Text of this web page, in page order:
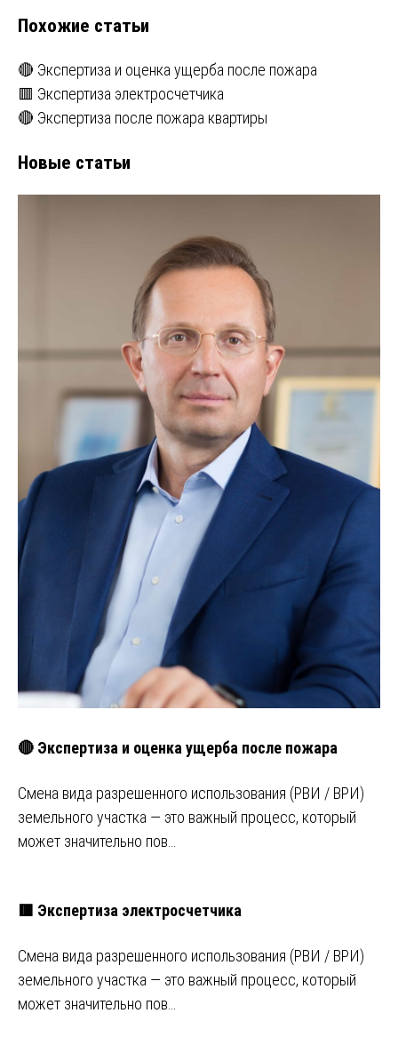
Похожие статьи
🔴 Экспертиза и оценка ущерба после пожара
🟥 Экспертиза электросчетчика
🔴 Экспертиза после пожара квартиры
Новые статьи
🔴 Экспертиза и оценка ущерба после пожара
Смена вида разрешенного использования (РВИ / ВРИ)
земельного участка — это важный процесс, который
может значительно пов…
🟥 Экспертиза электросчетчика
Смена вида разрешенного использования (РВИ / ВРИ)
земельного участка — это важный процесс, который
может значительно пов…